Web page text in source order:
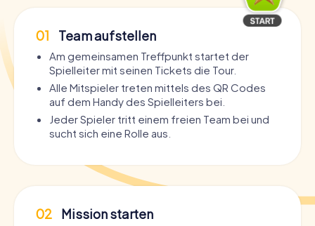
Party Tour Alicante
Party Tour Alkmaar
Party Tour Almere
Party Tour Almería
Party Tour Hamburg - Altona
Party Tour Aschaffenburg
Party Tour Athen
Party Tour Auckland
Party Tour Augsburg
01 Team aufstellen
Am gemeinsamen Treffpunkt startet der
Spielleiter mit seinen Tickets die Tour.
Alle Mitspieler treten mittels des QR Codes
auf dem Handy des Spielleiters bei.
Jeder Spieler tritt einem freien Team bei und
sucht sich eine Rolle aus.
02 Mission starten